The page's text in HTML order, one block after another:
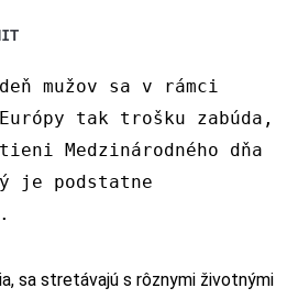
mužov sa v rámci
tak trošku zabúda,
Medzinárodného dňa
je podstatne
sa stretávajú s rôznymi životnými